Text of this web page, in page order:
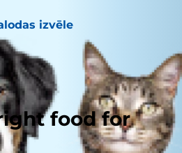
izvēle
food for